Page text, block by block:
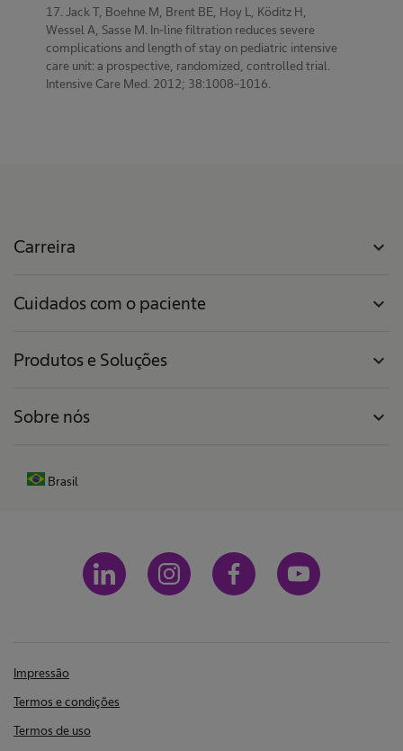
17. Jack T, Boehne M, Brent BE, Hoy L, Köditz H,
Wessel A, Sasse M. In-line filtration reduces severe
complications and length of stay on pediatric intensive
care unit: a prospective, randomized, controlled trial.
Intensive Care Med. 2012; 38:1008–1016.
Carreira expand_more
Cuidados com o paciente expand_more
Produtos e Soluções expand_more
Sobre nós expand_more
Brasil
Impressão
Termos e condições
Termos de uso